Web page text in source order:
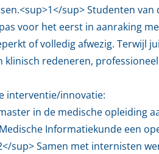
sup> Studenten
voor het eerst in aanraking
of volledig afwezig. Terwijl
klinisch redeneren,
interventie/innovatie:
in de medische opleiding
Informatiekunde een
sup> Samen met internisten